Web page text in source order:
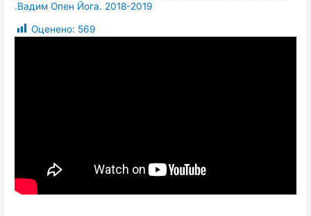
.Вадим Опен Йога. 2018-2019
Оценено: 569